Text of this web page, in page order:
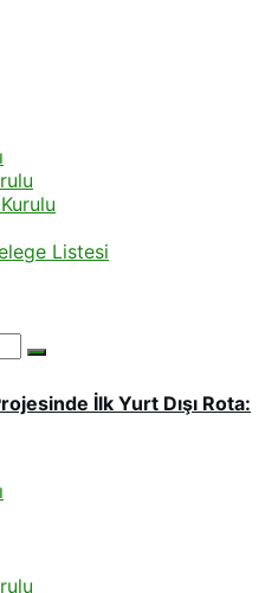
Listesi
İlk Yurt Dışı Rota: